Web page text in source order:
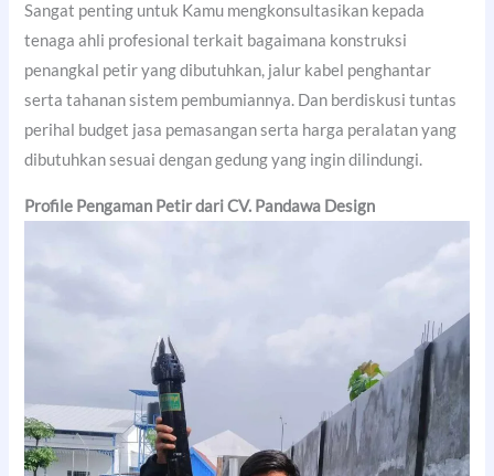
Sangat penting untuk Kamu mengkonsultasikan kepada
tenaga ahli profesional terkait bagaimana konstruksi
penangkal petir yang dibutuhkan, jalur kabel penghantar
serta tahanan sistem pembumiannya. Dan berdiskusi tuntas
perihal budget jasa pemasangan serta harga peralatan yang
dibutuhkan sesuai dengan gedung yang ingin dilindungi.
Profile Pengaman Petir dari CV. Pandawa Design